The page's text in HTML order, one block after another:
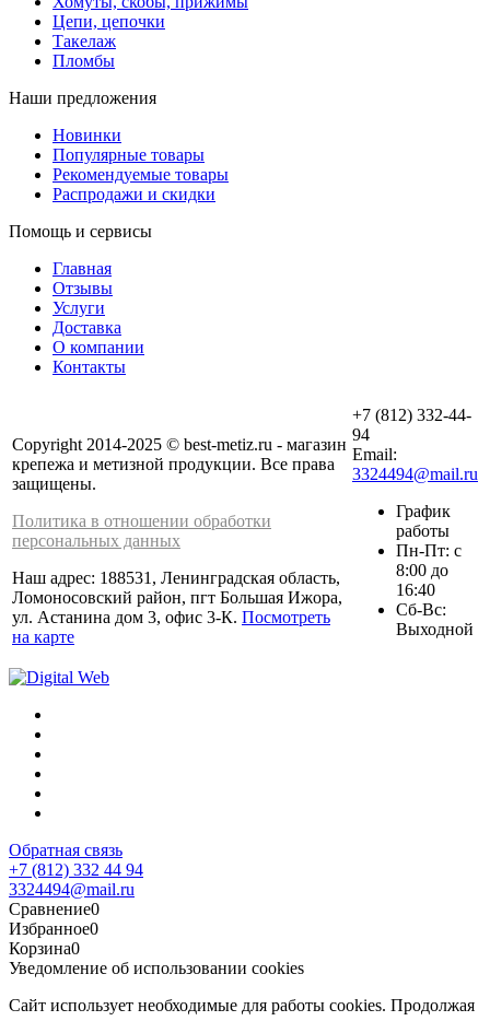
Цепи, цепочки
Такелаж
Пломбы
Наши предложения
Новинки
Популярные товары
Рекомендуемые товары
Распродажи и скидки
Помощь и сервисы
Главная
Отзывы
Услуги
Доставка
О компании
Контакты
Copyright 2014-2025 © best-metiz.ru - магазин
крепежа и метизной продукции. Все права
защищены.
Политика в отношении обработки
персональных данных
Наш адрес: 188531, Ленинградская область,
Ломоносовский район, пгт Большая Ижора,
ул. Астанина дом 3, офис 3-К. Посмотреть
на карте
+7 (812) 332-44-
94
Email:
3324494@mail.ru
График
работы
Пн-Пт: с
8:00 до
16:40
Сб-Вс:
Выходной
Обратная связь
+7 (812) 332 44 94
3324494@mail.ru
Сравнение0
Избранное0
Корзина0
Уведомление об использовании cookies
Сайт использует необходимые для работы cookies. Продолжая